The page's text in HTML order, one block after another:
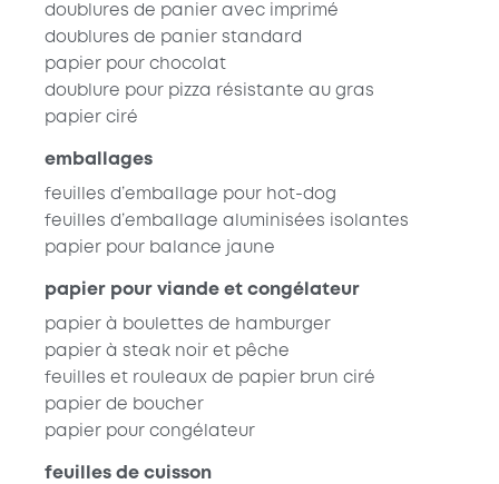
doublures de panier avec imprimé
doublures de panier standard
papier pour chocolat
doublure pour pizza résistante au gras
papier ciré
emballages
feuilles d’emballage pour hot-dog
feuilles d’emballage aluminisées isolantes
papier pour balance jaune
papier pour viande et congélateur
papier à boulettes de hamburger
papier à steak noir et pêche
feuilles et rouleaux de papier brun ciré
papier de boucher
papier pour congélateur
feuilles de cuisson